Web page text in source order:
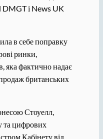
і News UK
в себе поправку
ринки,
яка фактично надає
британських
Стоуелл,
та цифрових
Кабінету від